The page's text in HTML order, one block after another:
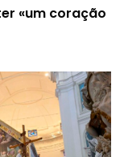
«um coração